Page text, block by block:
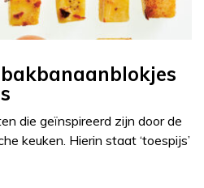
die geïnspireerd zijn door de
keuken. Hierin staat ‘toespijs’